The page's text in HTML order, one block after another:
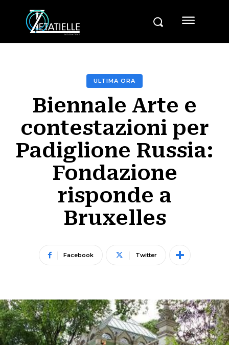
ULTIMA ORA
Biennale Arte e
contestazioni per
Padiglione Russia:
Fondazione
risponde a
Bruxelles
Facebook Twitter